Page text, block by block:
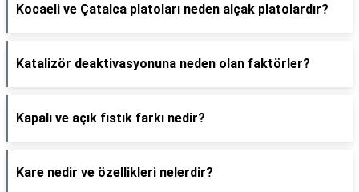
Kocaeli ve Çatalca platoları neden alçak platolardır?
Katalizör deaktivasyonuna neden olan faktörler?
Kapalı ve açık fıstık farkı nedir?
Kare nedir ve özellikleri nelerdir?